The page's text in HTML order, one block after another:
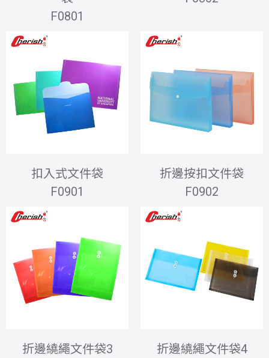
F0801
扣入式文件袋
F0901
折邊按扣文件袋
F0902
折邊繞繩文件袋3
折邊繞繩文件袋4